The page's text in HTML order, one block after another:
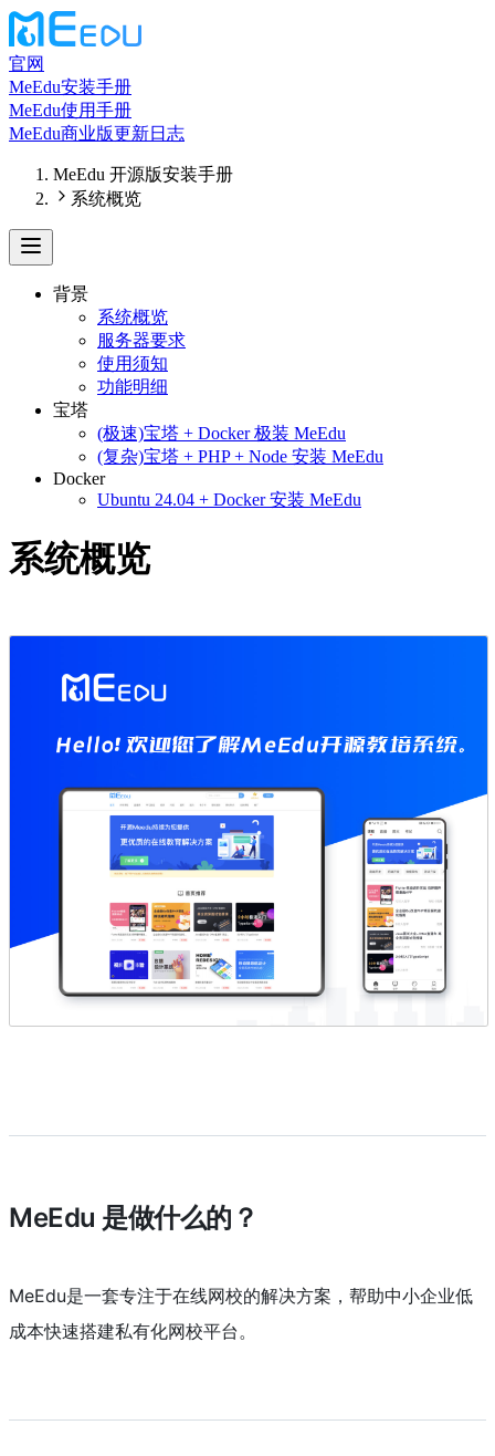
官网
MeEdu安装手册
MeEdu使用手册
MeEdu商业版更新日志
MeEdu 开源版安装手册
系统概览
背景
系统概览
服务器要求
使用须知
功能明细
宝塔
(极速)宝塔 + Docker 极装 MeEdu
(复杂)宝塔 + PHP + Node 安装 MeEdu
Docker
Ubuntu 24.04 + Docker 安装 MeEdu
系统概览
MeEdu 是做什么的？
MeEdu是一套专注于在线网校的解决方案，帮助中小企业低
成本快速搭建私有化网校平台。